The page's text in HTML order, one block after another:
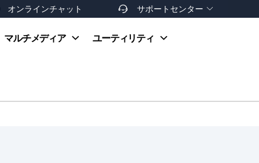
オンラインチャット  サポートセンター 
お支払い方法
マルチメディア ユーティリティ